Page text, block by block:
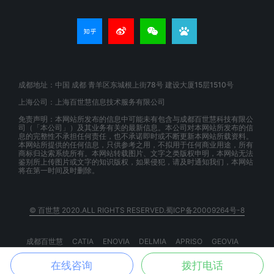
成都地址：中国 成都 青羊区东城根上街78号 建设大厦15层1510号
上海公司：上海百世慧信息技术服务有限公司
免责声明：本网站所发布的信息中可能未有包含与成都百世慧科技有限公
司（「本公司」）及其业务有关的最新信息。本公司对本网站所发布的信
息的完整性不承担任何责任，也不承诺即时或不断更新本网站所载资料。
本网站所提供的任何信息，只供参考之用，不拟用于任何商业用途，所有
商标归达索系统所有。本网站转载图片、文字之类版权申明，本网站无法
鉴别所上传图片或文字的知识版权，如果侵犯，请及时通知我们，本网站
将在第一时间及时删除。
© 百世慧 2020.ALL RIGHTS RESERVED.蜀ICP备20009264号-8
成都百世慧 CATIA ENOVIA DELMIA APRISO
GEOVIA
BIOVIA
EXALEAD 3DSPACEX 3DEXPERIENCE
在线咨询 拨打电话